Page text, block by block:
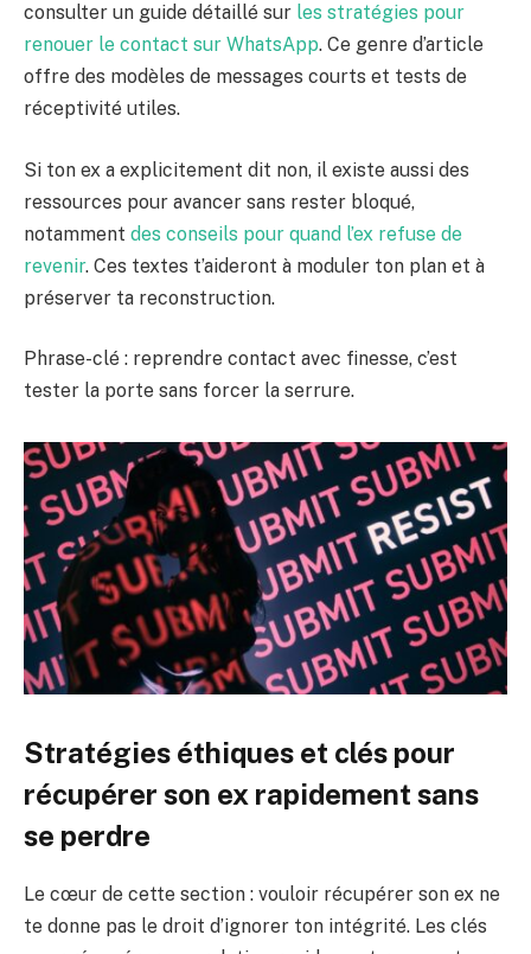
consulter un guide détaillé sur les stratégies pour
renouer le contact sur WhatsApp. Ce genre d’article
offre des modèles de messages courts et tests de
réceptivité utiles.
Si ton ex a explicitement dit non, il existe aussi des
ressources pour avancer sans rester bloqué,
notamment des conseils pour quand l’ex refuse de
revenir. Ces textes t’aideront à moduler ton plan et à
préserver ta reconstruction.
Phrase-clé : reprendre contact avec finesse, c’est
tester la porte sans forcer la serrure.
Stratégies éthiques et clés pour
récupérer son ex rapidement sans
se perdre
Le cœur de cette section : vouloir récupérer son ex ne
te donne pas le droit d’ignorer ton intégrité. Les clés